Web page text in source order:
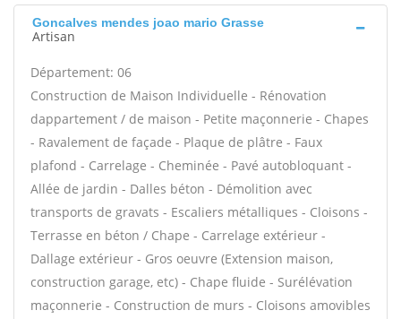
Goncalves mendes joao mario Grasse
Artisan
Département: 06
Construction de Maison Individuelle - Rénovation
dappartement / de maison - Petite maçonnerie - Chapes
- Ravalement de façade - Plaque de plâtre - Faux
plafond - Carrelage - Cheminée - Pavé autobloquant -
Allée de jardin - Dalles béton - Démolition avec
transports de gravats - Escaliers métalliques - Cloisons -
Terrasse en béton / Chape - Carrelage extérieur -
Dallage extérieur - Gros oeuvre (Extension maison,
construction garage, etc) - Chape fluide - Surélévation
maçonnerie - Construction de murs - Cloisons amovibles